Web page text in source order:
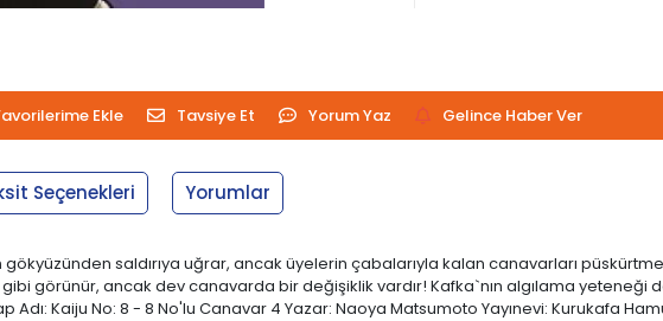
Ekle Tavsiye Et Yorum Yaz Gelince Haber Ver
Seçenekleri Yorumlar
saldırıya uğrar, ancak üyelerin çabalarıyla kalan canavarları
görünür, ancak dev canavarda bir değişiklik vardır! Kafka`nın algılama yeteneği
Kaiju No: 8 - 8 No'lu Canavar 4 Yazar: Naoya Matsumoto Yayınevi: Kurukafa Hamur